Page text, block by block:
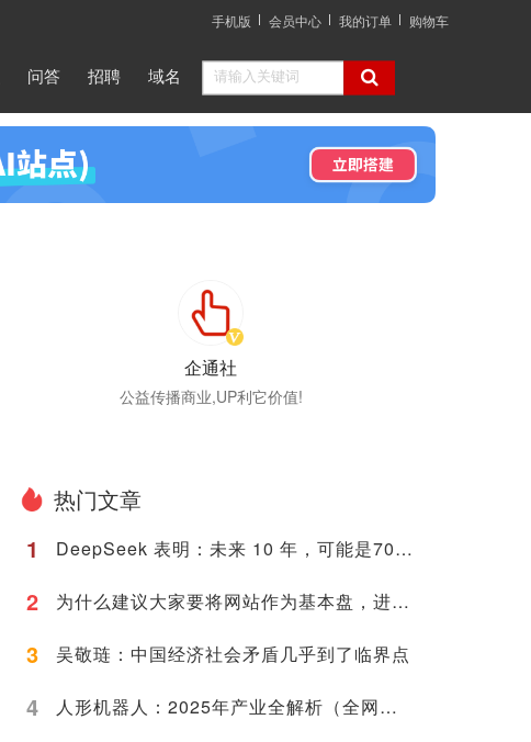
手机版 会员中心 我的订单 购物车
问答 招聘 域名
企通社
公益传播商业,UP利它价值!
热门文章
1
DeepSeek 表明：未来 10 年，可能是70后80后最艰难的10 年
2 为什么建议大家要将网站作为基本盘，进来看看是否有道理再喷
3 吴敬琏：中国经济社会矛盾几乎到了临界点
4 人形机器人：2025年产业全解析（全网最全国内外玩家排行&细分龙头）